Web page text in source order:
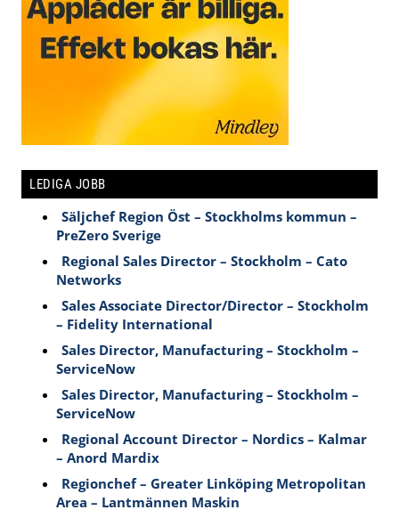
LEDIGA JOBB
Säljchef Region Öst – Stockholms kommun –
PreZero Sverige
Regional Sales Director – Stockholm – Cato
Networks
Sales Associate Director/Director – Stockholm
– Fidelity International
Sales Director, Manufacturing – Stockholm –
ServiceNow
Sales Director, Manufacturing – Stockholm –
ServiceNow
Regional Account Director – Nordics – Kalmar
– Anord Mardix
Regionchef – Greater Linköping Metropolitan
Area – Lantmännen Maskin